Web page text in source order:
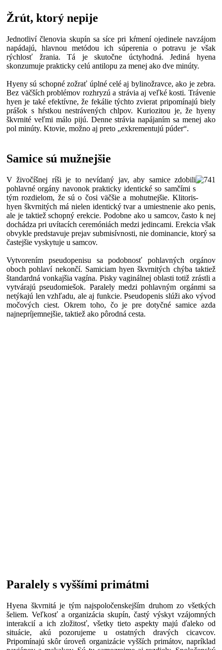
Žrút, ktorý nepije
Jednotliví členovia skupín sa síce pri kŕmení ojedinele navzájom
napádajú, hlavnou metódou ich súperenia o potravu je však
rýchlosť žrania. Tá je skutočne úctyhodná. Jediná hyena
skonzumuje prakticky celú antilopu za menej ako dve minúty.
Hyeny sú schopné zožrať úplné celé aj bylinožravce, ako je zebra.
Bez väčších problémov rozhryzú a strávia aj veľké kosti. Trávenie
hyen je také efektívne, že fekálie týchto zvierat pripomínajú biely
prášok s hŕstkou nestrávených chlpov. Kuriozitou je, že hyeny
škvrnité veľmi málo pijú. Denne strávia napájaním sa menej ako
pol minúty. Ktovie, možno aj preto „exkrementujú púder“.
Samice sú mužnejšie
-
V živočíšnej ríši je to nevídaný jav, aby samice zdobili
pohlavné orgány navonok prakticky identické so samčími s
tým rozdielom, že sú o čosi väčšie a mohutnejšie. Klitoris
hyen škvrnitých má nielen identický tvar a umiestnenie ako penis,
ale je taktiež schopný erekcie. Podobne ako u samcov, často k nej
dochádza pri uvítacích ceremóniách medzi jedincami. Erekcia však
obvykle predstavuje prejav submisívnosti, nie dominancie, ktorý sa
častejšie vyskytuje u samcov.
Vytvorením pseudopenisu sa podobnosť pohlavných orgánov
oboch pohlaví nekončí. Samiciam hyen škvrnitých chýba taktiež
štandardná vonkajšia vagína. Pisky vaginálnej oblasti totiž zrástli a
vytvárajú pseudomiešok. Paralely medzi pohlavným orgánmi sa
netýkajú len vzhľadu, ale aj funkcie. Pseudopenis slúži ako vývod
močových ciest. Okrem toho, čo je pre dotyčné samice azda
najnepríjemnejšie, taktiež ako pôrodná cesta.
Paralely s vyššími primátmi
Hyena škvrnitá je tým najspoločenskejším druhom zo všetkých
šeliem. Veľkosť a organizácia skupín, častý výskyt vzájomných
interakcií a ich zložitosť, všetky tieto aspekty majú ďaleko od
situácie, akú pozorujeme u ostatných dravých cicavcov.
Pripomínajú skôr úroveň organizácie vyšších primátov, napríklad